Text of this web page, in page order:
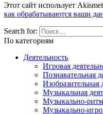
Этот сайт использует
как обрабатываются ваши
Search for:
По категориям
Деятельность
Игровая
Познавательная
Изобразительная
Музыкальная
Музыкально-
Музыкально-